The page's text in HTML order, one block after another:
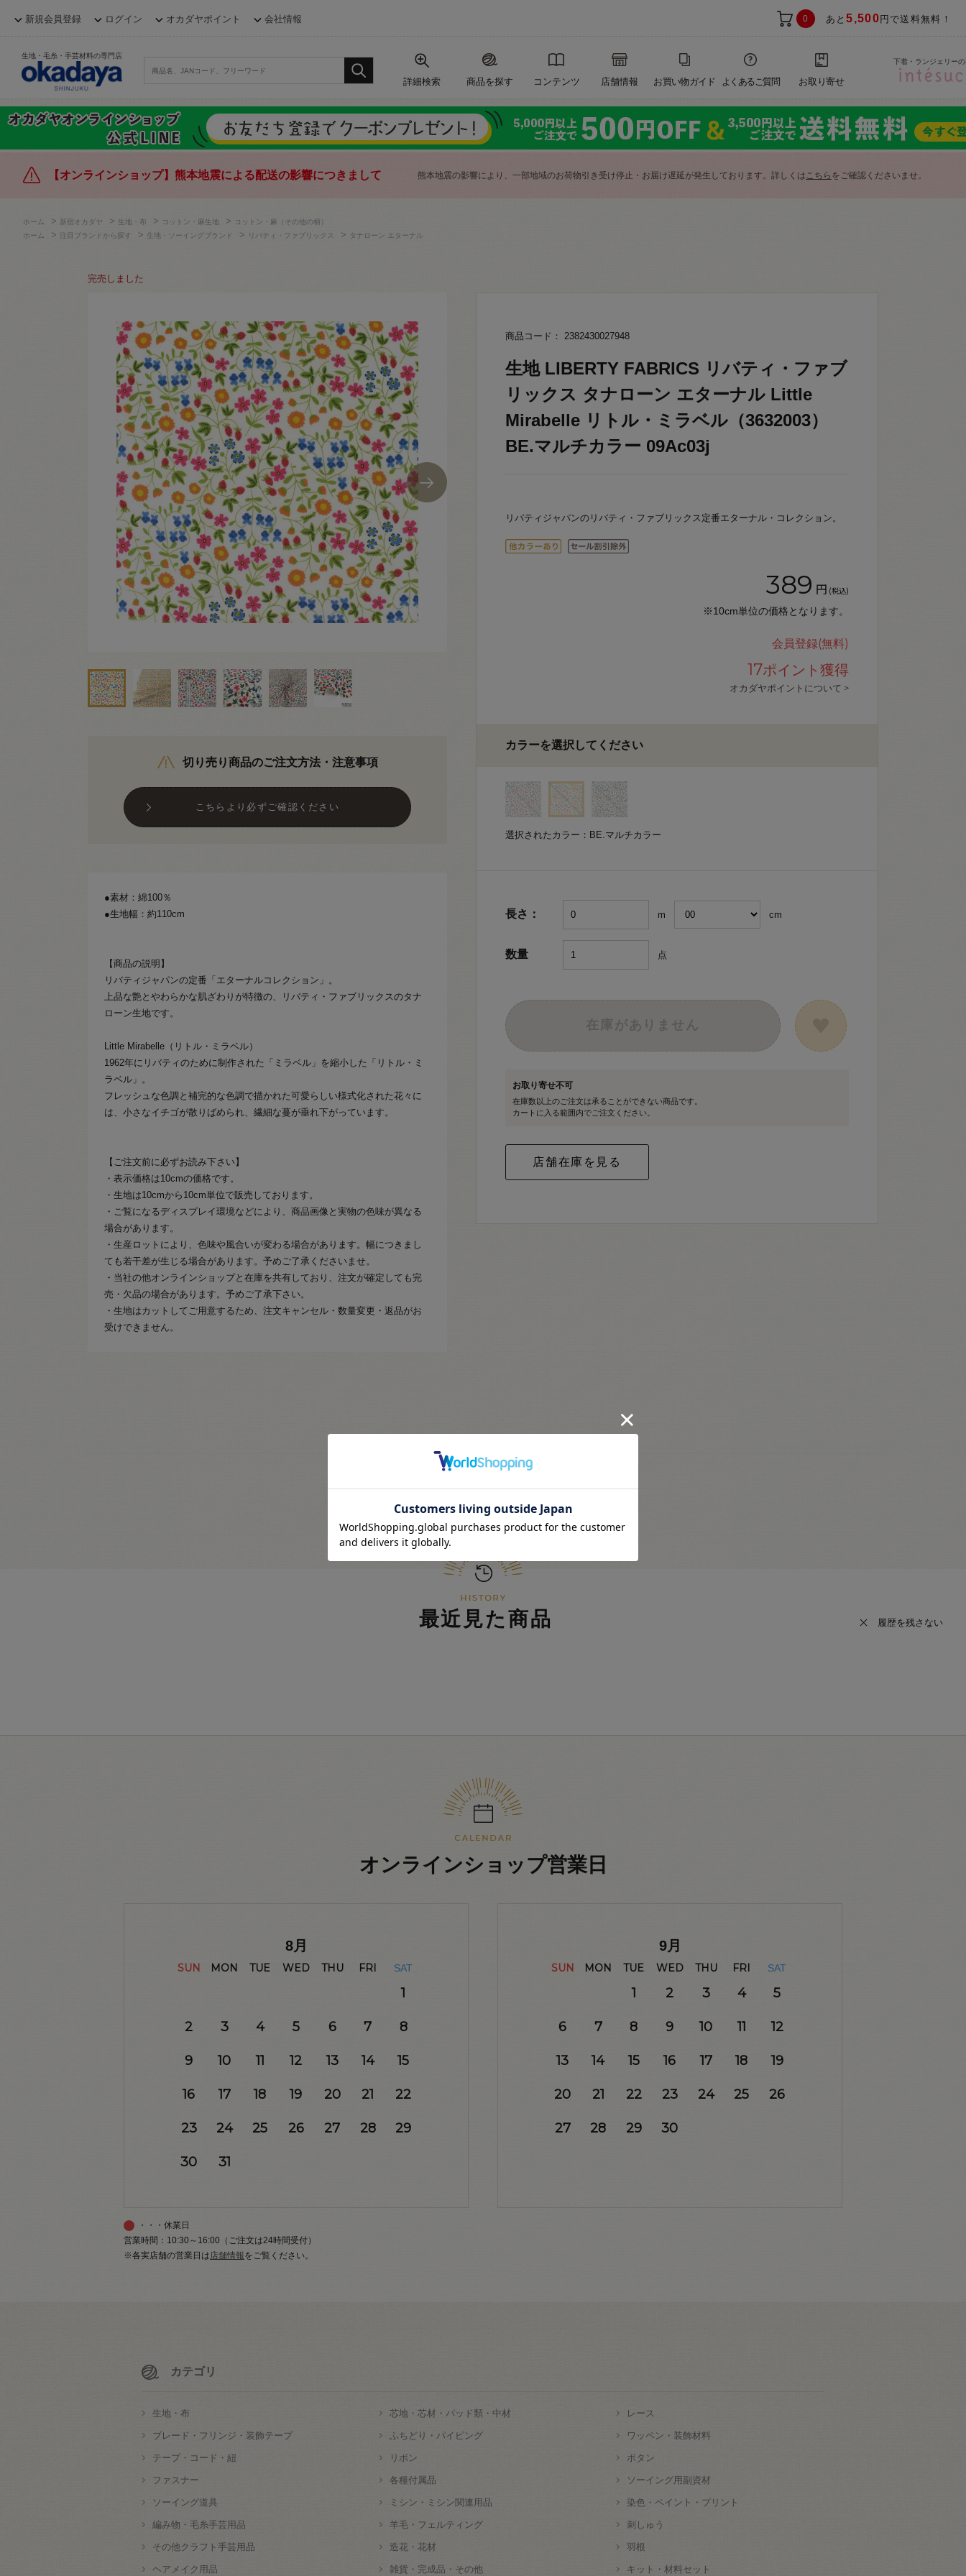
新規会員登録 ログイン オカダヤポイント 会社情報 0 あと5,500 円で送料無料！
生地・毛糸・手芸材料の専門店
詳細検索 商品を探す コンテンツ 店舗情報 お買い物ガイド よくあるご質問 お取り寄せ
下着・ランジェリー
【オンラインショップ】熊本地震による配送の影響につきまして 熊本地震の影響により、一部地域のお荷物引き受け停止・お届け遅延が発生しております。詳しくはこちら をご確認くださいませ。
ホーム > 新宿オカダヤ > 生地・布 > コットン・麻生地 >
コットン・麻（その他の柄）
ホーム
> 注目ブランドから探す > 生地・ソーイングブランド > リバティ・ファブリックス > タナローン エターナル
完売しました
切り売り商品のご注文方法・注意事項
こちらより必ずご確認ください
●素材：綿100％
●生地幅：約110cm
【商品の説明】
リバティジャパンの定番「エターナルコレクション」。
上品な艶とやわらかな肌ざわりが特徴の、リバティ・ファブリックスのタナ
ローン生地です。
Little Mirabelle（リトル・ミラベル）
1962年にリバティのために制作された「ミラベル」を縮小した「リトル・ミ
ラベル」。
フレッシュな色調と補完的な色調で描かれた可愛らしい様式化された花々に
は、小さなイチゴが散りばめられ、繊細な蔓が垂れ下がっています。
【ご注文前に必ずお読み下さい】
・表示価格は10cmの価格です。
・生地は10cmから10cm単位で販売しております。
・ご覧になるディスプレイ環境などにより、商品画像と実物の色味が異なる
場合があります。
・生産ロットにより、色味や風合いが変わる場合があります。幅につきまし
ても若干差が生じる場合があります。予めご了承くださいませ。
・当社の他オンラインショップと在庫を共有しており、注文が確定しても完
売・欠品の場合があります。予めご了承下さい。
・生地はカットしてご用意するため、注文キャンセル・数量変更・返品がお
受けできません。
商品コード： 2382430027948
生地 LIBERTY FABRICS リバティ・ファブ
リックス タナローン エターナル Little
Mirabelle リトル・ミラベル（3632003）
BE.マルチカラー 09Ac03j
リバティジャパンのリバティ・ファブリックス定番エターナル・コレクション。
389 円 (税込)
※10cm単位の価格となります。
会員登録(無料)
17ポイント獲得
オカダヤポイントについて >
カラーを選択してください
選択されたカラー：BE.マルチカラー
長さ： m cm
数量 点
お取り寄せ不可
在庫数以上のご注文は承ることができない商品です。
カートに入る範囲内でご注文ください。
最近見た商品 履歴を残さない
オンラインショップ営業日
8月
SUN MON TUE WED THU FRI SAT
1
2 3 4 5 6 7 8
9 10 11 12 13 14 15
16 17 18 19 20 21 22
23 24 25 26 27 28 29
30 31
9月
SUN MON TUE WED THU FRI SAT
1 2 3 4 5
6 7 8 9 10 11 12
13 14 15 16 17 18 19
20 21 22 23 24 25 26
27 28 29 30
・・・休業日
営業時間：10:30～16:00（ご注文は24時間受付）
※各実店舗の営業日は店舗情報をご覧ください。
カテゴリ
生地・布 芯地・芯材・パッド類・中材 レース
ブレード・フリンジ・装飾テープ ふちどり・パイピング ワッペン・装飾材料
テープ・コード・紐 リボン ボタン
ファスナー 各種付属品 ソーイング用副資材
ソーイング道具 ミシン・ミシン関連用品 染色・ペイント・プリント
編み物・毛糸手芸用品 羊毛・フェルティング 刺しゅう
その他クラフト手芸用品 造花・花材 羽根
ヘアメイク用品 雑貨・完成品・その他 キット・材料セット